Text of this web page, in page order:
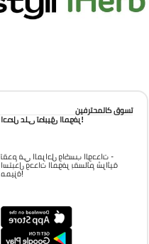
تسوق كالمحترفين
احصل على تطبيق الموفر!
تقدم في المراحل واكسب الوحدات -
استبدل وحدات الموفر بقسائم شرائية
مميزة!